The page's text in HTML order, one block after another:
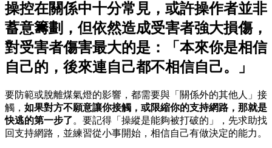
操控在關係中十分常見，或許操作者並非
蓄意籌劃，但依然造成受害者強大損傷，
對受害者傷害最大的是：「本來你是相信
自己的，後來連自己都不相信自己。」
要防範或脫離煤氣燈的影響，都需要與「關係外的其他人」接
觸， 如果對方不願意讓你接觸，或限縮你的支持網路，那就是
快逃的第一步了。要記得「操縱是能夠被打破的」，先求助找
回支持網路，並練習從小事開始，相信自己有做決定的能力。